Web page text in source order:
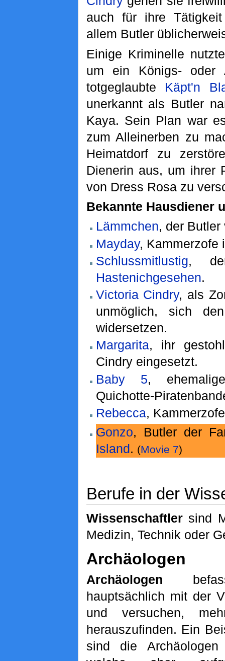
auch für ihre
allem Butler
Einige Kriminelle
um ein Königs- oder
totgeglaubte Käpt'n
unerkannt als Butler
Kaya. Sein Plan war
zum Alleinerben zu
Heimatdorf zu
Dienerin aus, um ihrer
von Dress Rosa zu
Bekannte Hausdiener
Lämmchen, der
Mayday, Kammerzofe
Schlussmitlustig,
Hastenichgesehen.
Victoria Cindry, als
unmöglich, sich
widersetzen.
Margarita, ihr
Cindry eingesetzt.
Baby 5,
Quichotte-
Rebecca,
Gonzo, Butler der
Island. (Movie 7)
Berufe in der
Wissenschaftlersind
Medizin, Technik oder
Archäologen
Archäologen
hauptsächlich mit der
und versuchen,
herauszufinden. Ein
sind die